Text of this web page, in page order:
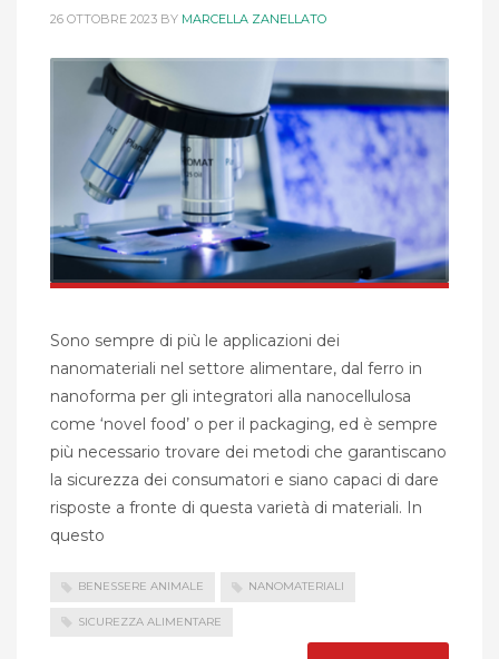
26 OTTOBRE 2023 BY MARCELLA ZANELLATO
Sono sempre di più le applicazioni dei
nanomateriali nel settore alimentare, dal ferro in
nanoforma per gli integratori alla nanocellulosa
come ‘novel food’ o per il packaging, ed è sempre
più necessario trovare dei metodi che garantiscano
la sicurezza dei consumatori e siano capaci di dare
risposte a fronte di questa varietà di materiali. In
questo
BENESSERE ANIMALE NANOMATERIALI
SICUREZZA ALIMENTARE